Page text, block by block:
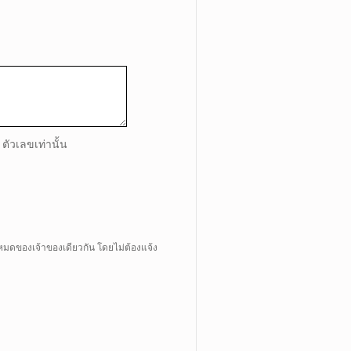
วเลขเท่านั้น
ของเจ้าของเดียวกัน โดยไม่ต้องแจ้ง